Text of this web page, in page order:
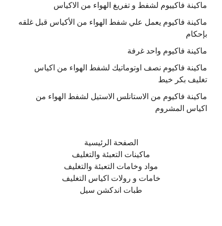
ماكينة فاكييوم لشفط و تفريغ الهواء من الاكياس
ماكينة فاكيوم يعمل علي شفط الهواء من الأكياس قبل غلقه
بإحكام
ماكينة فاكيوم واحد غرفة
ماكينة فاكيوم نصف اوتوماتيك لشفط الهواء من اكياس
تغليف بكر خيط
ماكينة فاكيوم من الاستانلس الاستيل لشفط الهواء من
اكياس المشروم
الصفحة الرئيسية
ماكينات التعبئة والتغليف
مواد وخامات التعبئة والتغليف
خامات و رولات اكياس التغليف
طبات اندكشن سيل